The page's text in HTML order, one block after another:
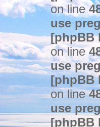
on line
use
[phpBB
on line
use
[phpBB
on line
use
[phpBB